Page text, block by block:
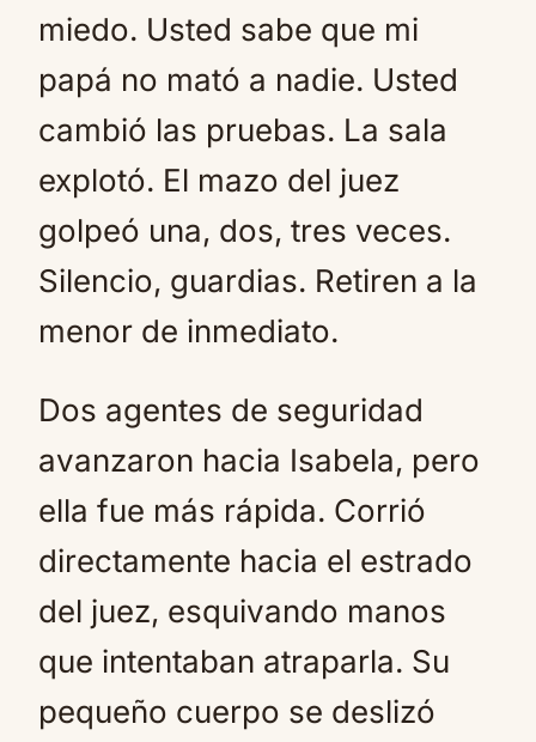
miedo. Usted sabe que mi
papá no mató a nadie. Usted
cambió las pruebas. La sala
explotó. El mazo del juez
golpeó una, dos, tres veces.
Silencio, guardias. Retiren a la
menor de inmediato.
Dos agentes de seguridad
avanzaron hacia Isabela, pero
ella fue más rápida. Corrió
directamente hacia el estrado
del juez, esquivando manos
que intentaban atraparla. Su
pequeño cuerpo se deslizó